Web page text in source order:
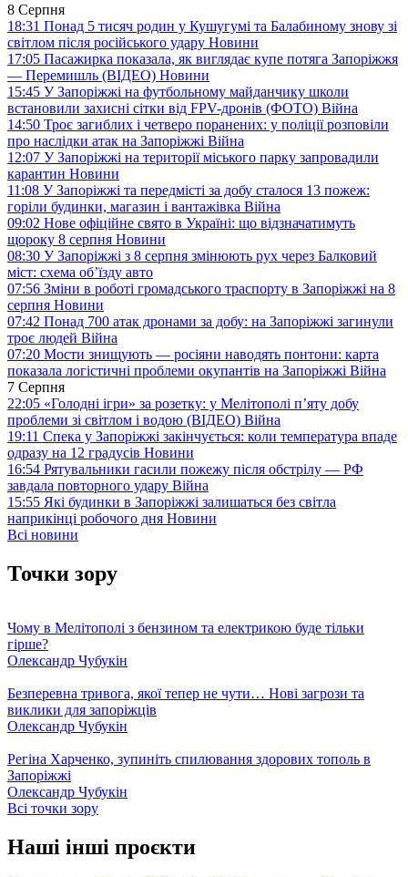
8 Серпня
18:31 Понад 5 тисяч родин у Кушугумі та Балабиному знову зі
світлом після російського удару Новини
17:05 Пасажирка показала, як виглядає купе потяга Запоріжжя
— Перемишль (ВІДЕО) Новини
15:45 У Запоріжжі на футбольному майданчику школи
встановили захисні сітки від FPV-дронів (ФОТО) Війна
14:50 Троє загиблих і четверо поранених: у поліції розповіли
про наслідки атак на Запоріжжі Війна
12:07 У Запоріжжі на території міського парку запровадили
карантин Новини
11:08 У Запоріжжі та передмісті за добу сталося 13 пожеж:
горіли будинки, магазин і вантажівка Війна
09:02 Нове офіційне свято в Україні: що відзначатимуть
щороку 8 серпня Новини
08:30 У Запоріжжі з 8 серпня змінюють рух через Балковий
міст: схема об’їзду авто
07:56 Зміни в роботі громадського траспорту в Запоріжжі на 8
серпня Новини
07:42 Понад 700 атак дронами за добу: на Запоріжжі загинули
троє людей Війна
07:20 Мости знищують — росіяни наводять понтони: карта
показала логістичні проблеми окупантів на Запоріжжі Війна
7 Серпня
22:05 «Голодні ігри» за розетку: у Мелітополі п’яту добу
проблеми зі світлом і водою (ВІДЕО) Війна
19:11 Спека у Запоріжжі закінчується: коли температура впаде
одразу на 12 градусів Новини
16:54 Рятувальники гасили пожежу після обстрілу — РФ
завдала повторного удару Війна
15:55 Які будинки в Запоріжжі залишаться без світла
наприкінці робочого дня Новини
Всі новини
Точки зору
Чому в Мелітополі з бензином та електрикою буде тільки
гірше?
Олександр Чубукін
Безперевна тривога, якої тепер не чути… Нові загрози та
виклики для запоріжців
Олександр Чубукін
Регіна Харченко, зупиніть спилювання здорових тополь в
Запоріжжі
Олександр Чубукін
Всі точки зору
Наші інші проєкти